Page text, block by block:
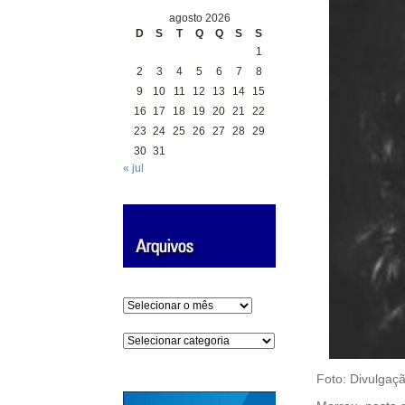
agosto 2026
D
S T Q Q S
S
1
2
3 4 5 6 7
8
9
10 11 12 13 14
15
16
17 18 19 20 21
22
23 24 25 26 27 28 29
30 31
« jul
Arquivos
Categorias
Foto: